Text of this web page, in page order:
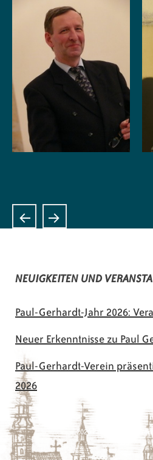
NEUIGKEITEN UND
Paul-Gerhardt-Jahr 2026:
Neuer Erkenntnisse zu Paul
Paul-Gerhardt-Verein
2026
© 2026 Paul-Gerhardt-